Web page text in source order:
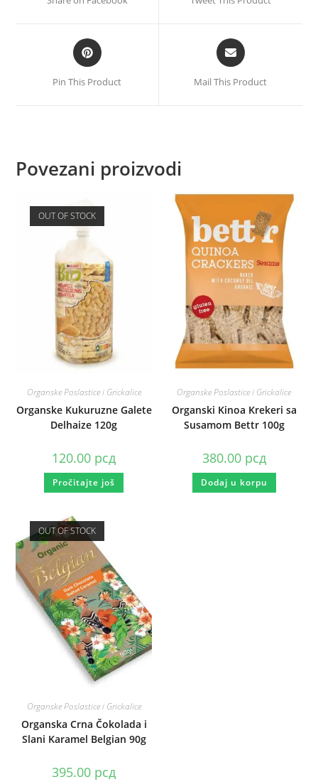
Pin This Product Mail This Product
Povezani proizvodi
OUT OF STOCK
Organske Poslastice i Grickalice
Organske Kukuruzne Galete
Delhaize 120g
120.00 рсд
Pročitajte još
Organske Poslastice i Grickalice
Organski Kinoa Krekeri sa
Susamom Bettr 100g
380.00 рсд
Dodaj u korpu
OUT OF STOCK
Organske Poslastice i Grickalice
Organska Crna Čokolada i
Slani Karamel Belgian 90g
395.00 рсд